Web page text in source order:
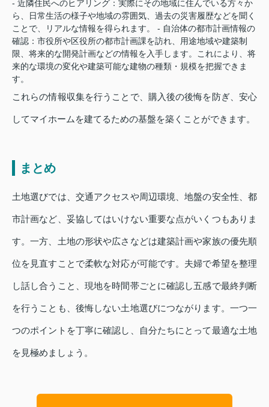
- 近隣住民へのヒアリング：実際にその地域に住んでいる方々か
ら、日常生活の様子や地域の雰囲気、過去の災害履歴などを聞く
ことで、リアルな情報を得られます。 - 自治体の都市計画情報の
確認：市役所や区役所の都市計画課を訪れ、用途地域や建築制
限、将来的な開発計画などの情報を入手します。これにより、将
来的な環境の変化や建築可能な建物の種類・規模を把握できま
す。
これらの情報収集を行うことで、購入後の後悔を防ぎ、安心
してマイホームを建てるための基盤を築くことができます。
まとめ
土地選びでは、交通アクセスや周辺環境、地盤の安全性、都
市計画など、妥協してはいけない重要な点がいくつもありま
す。一方、土地の形状や広さなどは建築計画や家族の優先順
位を見直すことで柔軟な対応が可能です。夫婦で希望を整理
し話し合うこと、現地を時間帯ごとに確認し五感で最終判断
を行うことも、後悔しない土地選びにつながります。一つ一
つのポイントを丁寧に確認し、自分たちにとって最適な土地
を見極めましょう。